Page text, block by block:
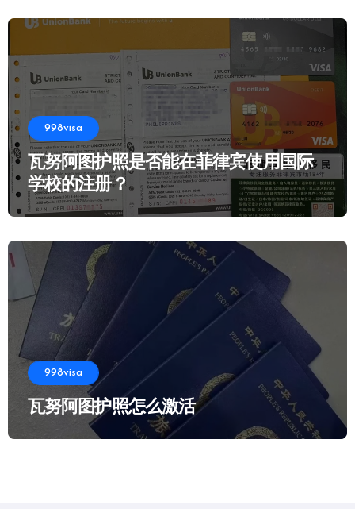
998visa
瓦努阿图护照是否能在菲律宾使用国际
学校的注册？
998visa
瓦努阿图护照怎么激活